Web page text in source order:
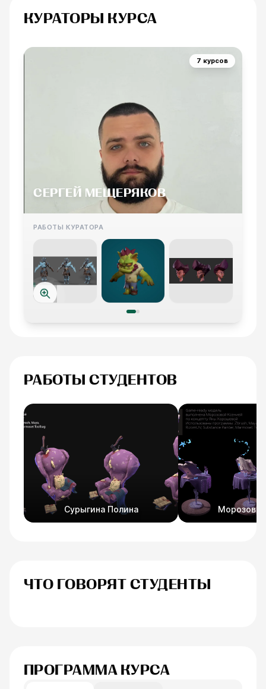
КУРАТОРЫ КУРСА
7 курсов
СЕРГЕЙ МЕЩЕРЯКОВ
РАБОТЫ КУРАТОРА
РАБОТЫ СТУДЕНТОВ
Сурыгина Полина Морозова
ЧТО ГОВОРЯТ СТУДЕНТЫ
Анна Иванова Егоренков
ПРОГРАММА КУРСА